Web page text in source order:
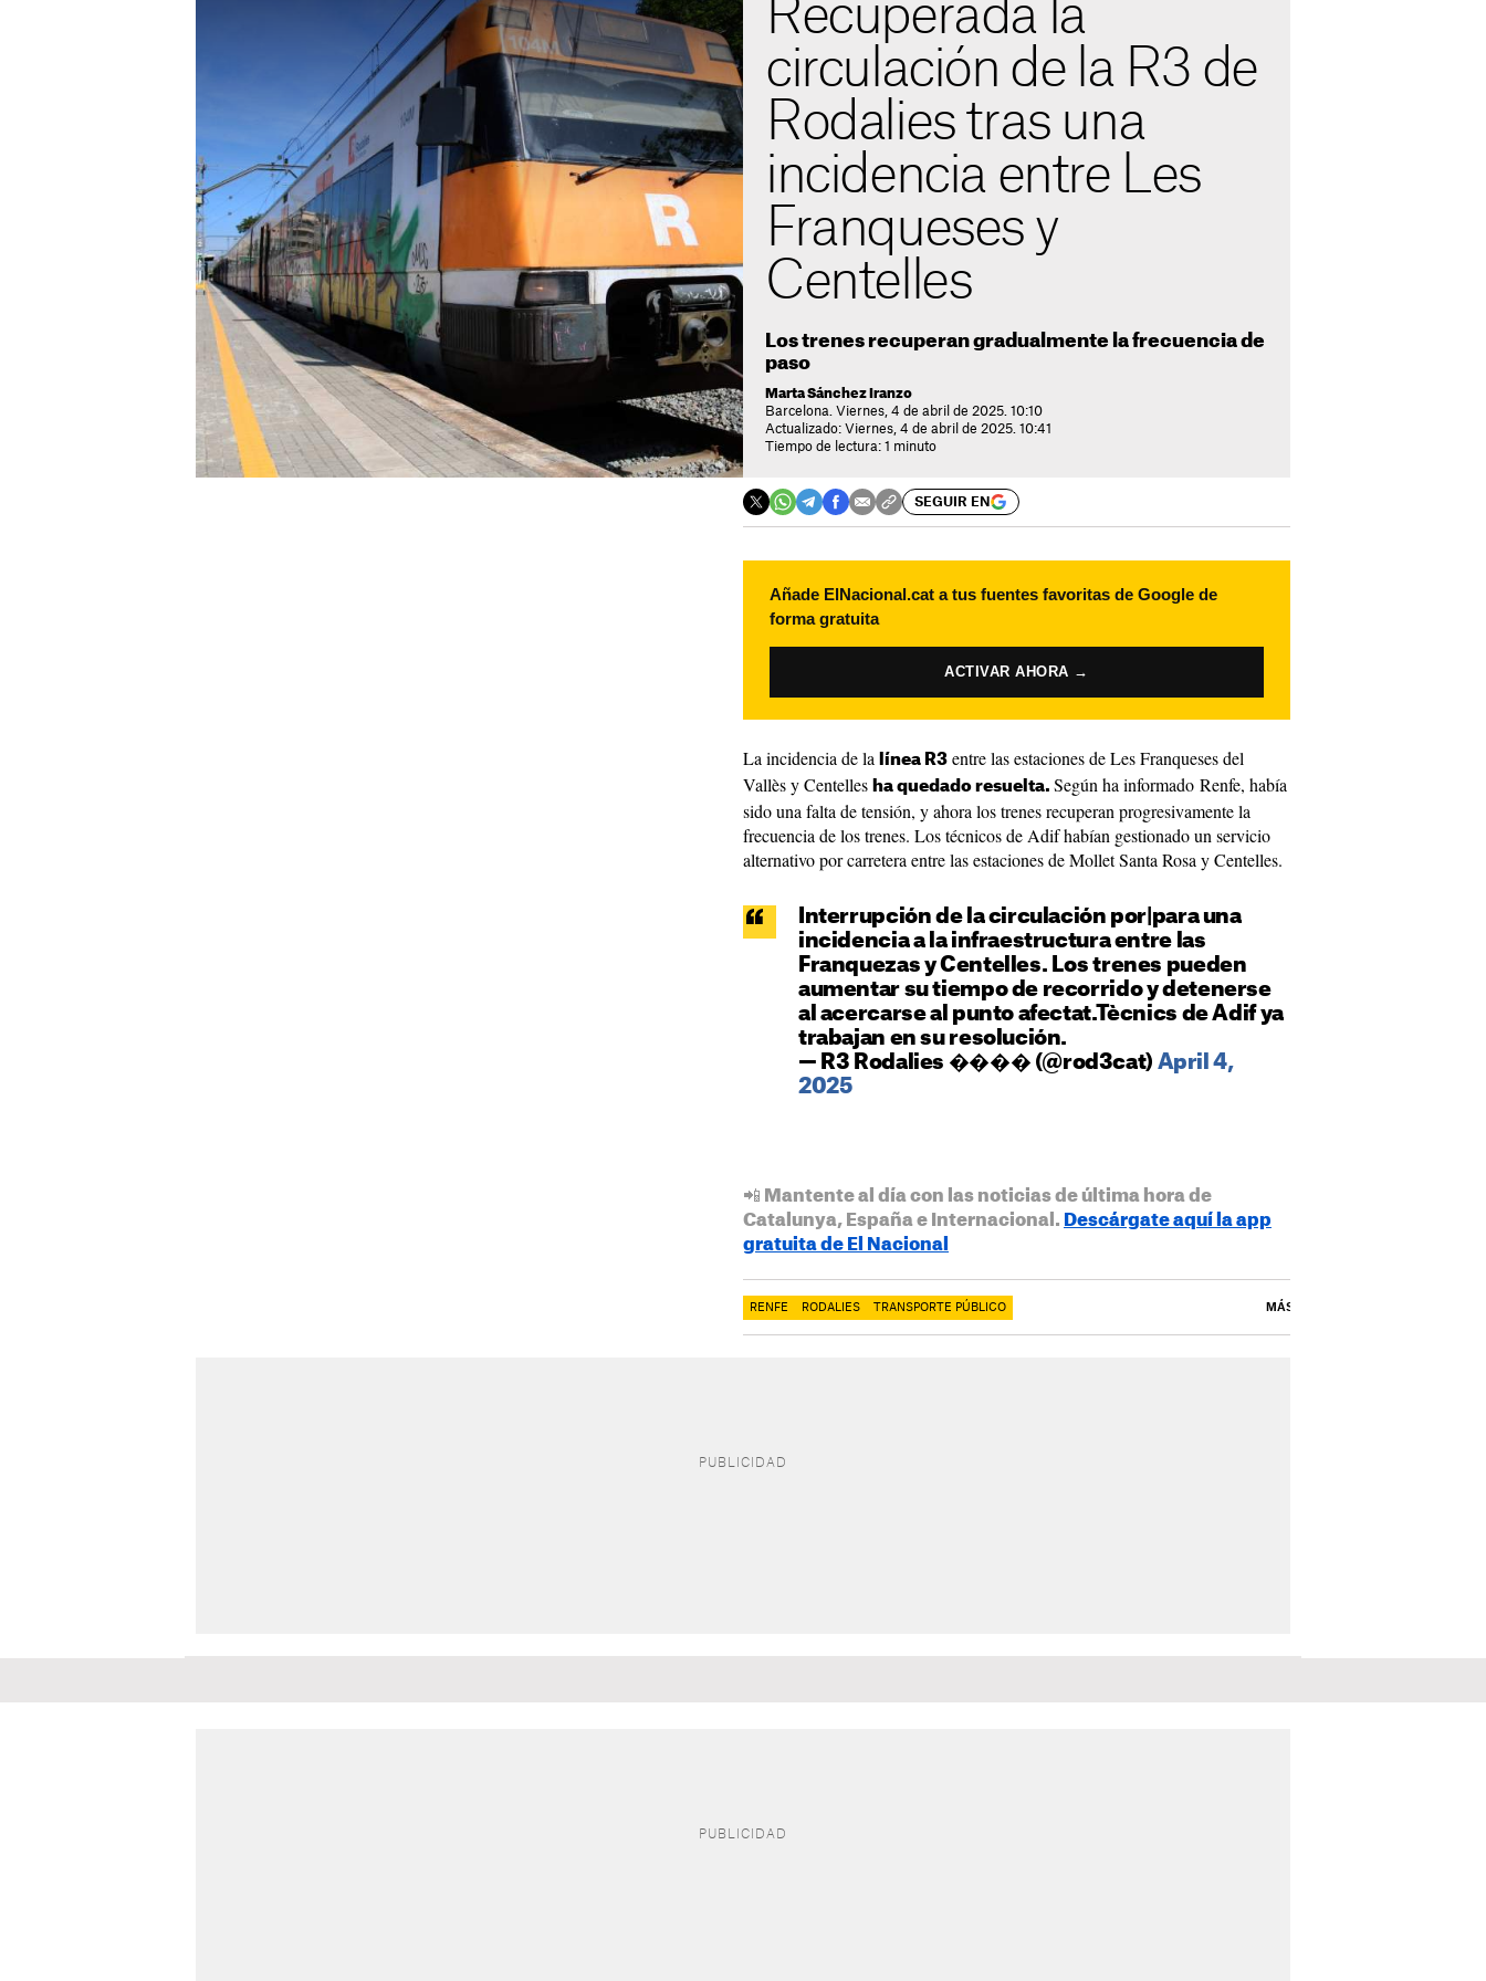
Recuperada la
circulación de la R3 de
Rodalies tras una
incidencia entre Les
Franqueses y
Centelles
Los trenes recuperan gradualmente la frecuencia de
paso
Marta Sánchez Iranzo
Barcelona. Viernes, 4 de abril de 2025. 10:10
Actualizado: Viernes, 4 de abril de 2025. 10:41
Tiempo de lectura: 1 minuto
SEGUIR EN
Añade ElNacional.cat a tus fuentes favoritas de Google de
forma gratuita
ACTIVAR AHORA →
La incidencia de la línea R3 entre las estaciones de Les Franqueses del
Vallès y Centelles ha quedado resuelta. Según ha informado Renfe, había
sido una falta de tensión, y ahora los trenes recuperan progresivamente la
frecuencia de los trenes. Los técnicos de Adif habían gestionado un servicio
alternativo por carretera entre las estaciones de Mollet Santa Rosa y Centelles.
Interrupción de la circulación por|para una
incidencia a la infraestructura entre las
Franquezas y Centelles. Los trenes pueden
aumentar su tiempo de recorrido y detenerse
al acercarse al punto afectat.Tècnics de Adif ya
trabajan en su resolución.
— R3 Rodalies ���� (@rod3cat) April 4,
2025
📲 Mantente al día con las noticias de última hora de
Catalunya, España e Internacional. Descárgate aquí la app
gratuita de El Nacional
RENFE RODALIES TRANSPORTE PÚBLICO MÁS